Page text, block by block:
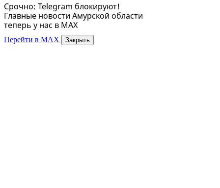
Срочно: Telegram блокируют!
Главные новости Амурской области
теперь у нас в MAX
Перейти в MAX Закрыть